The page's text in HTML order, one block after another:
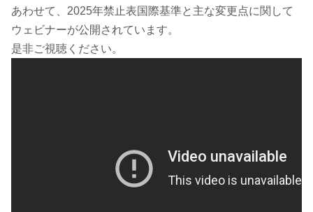
あわせて、2025年禁止表国際基準と主な変更点に関して
ウェビナーが公開されています。
是非ご視聴ください。